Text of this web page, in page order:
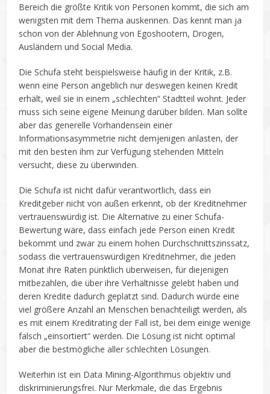
Bereich die größte Kritik von Personen kommt, die sich am
wenigsten mit dem Thema auskennen. Das kennt man ja
schon von der Ablehnung von Egoshootern, Drogen,
Ausländern und Social Media.
Die Schufa steht beispielsweise häufig in der Kritik, z.B.
wenn eine Person angeblich nur deswegen keinen Kredit
erhält, weil sie in einem „schlechten“ Stadtteil wohnt. Jeder
muss sich seine eigene Meinung darüber bilden. Man sollte
aber das generelle Vorhandensein einer
Informationsasymmetrie nicht demjenigen anlasten, der
mit den besten ihm zur Verfügung stehenden Mitteln
versucht, diese zu überwinden.
Die Schufa ist nicht dafür verantwortlich, dass ein
Kreditgeber nicht von außen erkennt, ob der Kreditnehmer
vertrauenswürdig ist. Die Alternative zu einer Schufa-
Bewertung wäre, dass einfach jede Person einen Kredit
bekommt und zwar zu einem hohen Durchschnittszinssatz,
sodass die vertrauenswürdigen Kreditnehmer, die jeden
Monat ihre Raten pünktlich überweisen, für diejenigen
mitbezahlen, die über ihre Verhältnisse gelebt haben und
deren Kredite dadurch geplatzt sind. Dadurch würde eine
viel größere Anzahl an Menschen benachteiligt werden, als
es mit einem Kreditrating der Fall ist, bei dem einige wenige
falsch „einsortiert“ werden. Die Lösung ist nicht optimal
aber die bestmögliche aller schlechten Lösungen.
Weiterhin ist ein Data Mining-Algorithmus objektiv und
diskriminierungsfrei. Nur Merkmale, die das Ergebnis